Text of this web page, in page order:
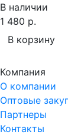
В наличии
1 480 р.
В корзину
Компания
О компании
Оптовые
Партнеры
Контакты